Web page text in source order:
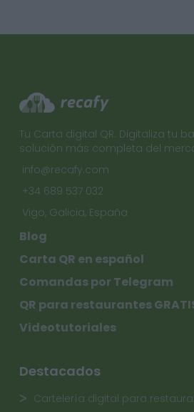
Tu Carta digital QR. Digitaliza tu
solución más completa del
info@recafy.com
+34 689 537 032
Vigo, Galicia, España
Blog
Carta QR en español
Comandas por Telegram
QR para restaurantes
Videotutoriales
Destacados
Cartelería digital para